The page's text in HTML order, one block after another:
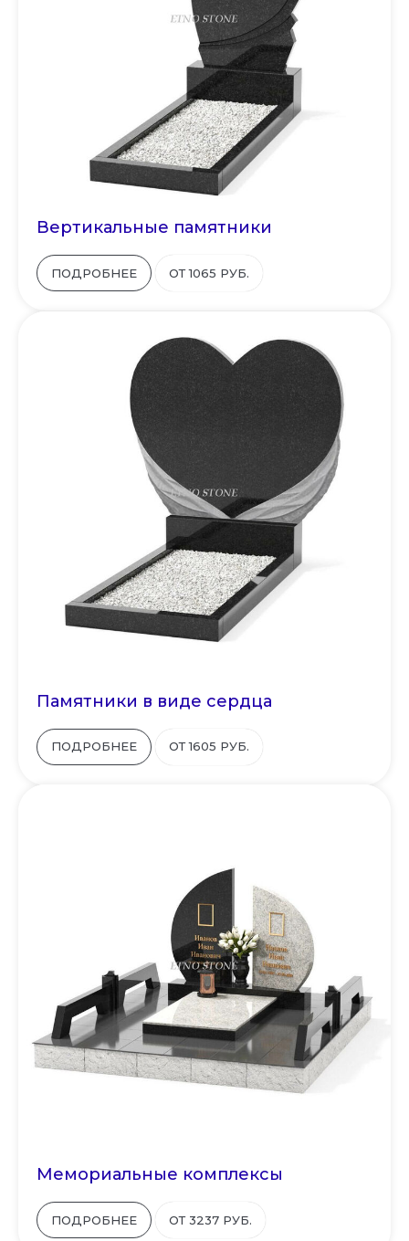
Вертикальные памятники
ПОДРОБНЕЕ ОТ 1065 РУБ.
Памятники в виде сердца
ПОДРОБНЕЕ ОТ 1605 РУБ.
Мемориальные комплексы
ПОДРОБНЕЕ ОТ 3237 РУБ.